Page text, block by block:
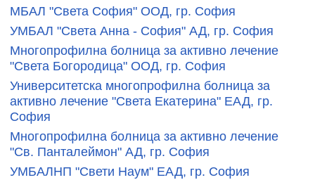
МБАЛ "Света София" ООД, гр. София
УМБАЛ "Света Анна - София" АД, гр. София
Многопрофилна болница за активно лечение
"Света Богородица" ООД, гр. София
Университетска многопрофилна болница за
активно лечение "Света Екатерина" ЕАД, гр.
София
Многопрофилна болница за активно лечение
"Св. Панталеймон" АД, гр. София
УМБАЛНП "Свети Наум" ЕАД, гр. София